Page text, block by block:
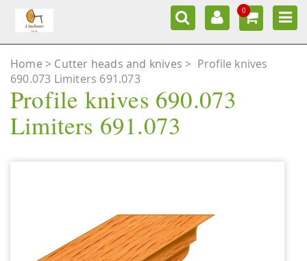
0
Home Cutter heads and knives > Profile knives
690.073 Limiters 691.073
Profile knives 690.073
Limiters 691.073